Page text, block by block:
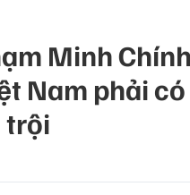
Minh
Nam phải
trội